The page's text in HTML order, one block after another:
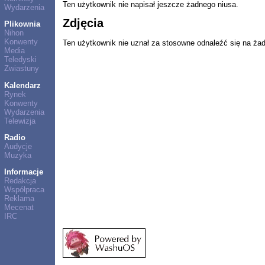
Wydarzenia
Plikownia
Nihon
Konwenty
Media
Teledyski
Zwiastuny
Kalendarz
Rynek
Konwenty
Wydarzenia
Telewizja
Radio
Audycje
Muzyka
Informacje
Redakcja
Współpraca
Reklama
Mecenat
IRC
Ten użytkownik nie napisał jeszcze żadnego niusa.
Zdjęcia
Ten użytkownik nie uznał za stosowne odnaleźć się na